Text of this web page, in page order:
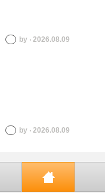
by ‧ 2026.08.09
by ‧ 2026.08.09